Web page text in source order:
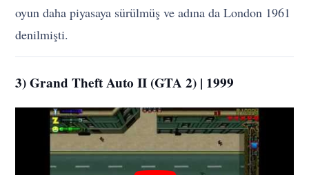
oyun daha piyasaya sürülmüş ve adına da London 1961
denilmişti.
3) Grand Theft Auto II (GTA 2) | 1999